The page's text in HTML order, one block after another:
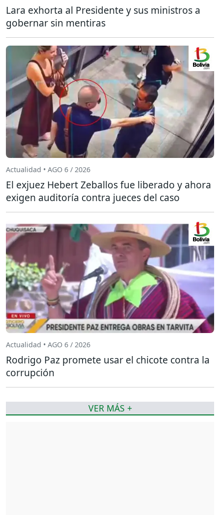
Lara exhorta al Presidente y sus ministros a
gobernar sin mentiras
Actualidad • AGO 6 / 2026
El exjuez Hebert Zeballos fue liberado y ahora
exigen auditoría contra jueces del caso
Actualidad • AGO 6 / 2026
Rodrigo Paz promete usar el chicote contra la
corrupción
VER MÁS +